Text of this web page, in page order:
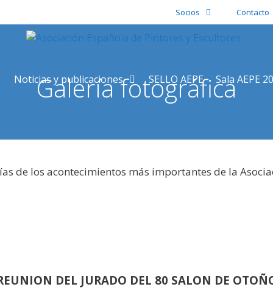
Socios Contacto
Noticias y publicaciones SELLO AEPE Sala AEPE
Galería fotográfica
de los acontecimientos más importantes de la
DEL JURADO DEL 80 SALON DE